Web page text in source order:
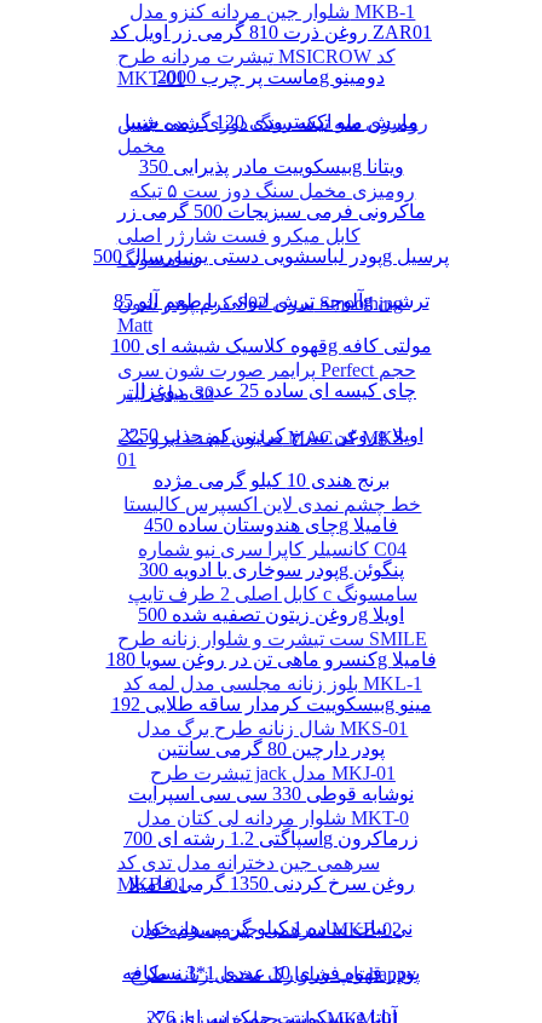
شلوار جین مردانه کنزو مدل MKB-1
تیشرت مردانه طرح MSICROW کد
MKT-01
رومیزی سه تیکه سنگ دوزی شده جنس
مخمل
رومیزی مخمل سنگ دوز ست ۵ تیکه
کابل میکرو فست شارژر اصلی
سامسونگ
کرم پودر شون S02 سری Smoothing
Matt
پرایمر صورت شون سری Perfect حجم
30 میلی لیتر
صابون لیفت ابرو مک MAC کد MKS-
01
خط چشم نمدی لاین اکسپرس کالیستا
کانسیلر کاپرا سری نیو شماره C04
کابل اصلی 2 طرف تایپ c سامسونگ
ست تیشرت و شلوار زنانه طرح SMILE
بلوز زنانه مجلسی مدل لمه کد MKL-1
شال زنانه طرح برگ مدل MKS-01
تیشرت طرح jack مدل MKJ-01
شلوار مردانه لی کتان مدل MKT-0
سرهمی جین دخترانه مدل تدی کد
MKB-01
سرهمی جین پسرانه کد MKB-02
تاپ شلوارک مخمل زنانه طرح happy
مانتو چهارخانه زنانه کد MKM-01
روغن ذرت 810 گرمی زر اویل کد ZAR01
ماست پر چرب 2000g دومینو
مارش ملو اکسترودی 120 گرمی شیبا
بیسکوییت مادر پذیرایی 350g ویتانا
ماکرونی فرمی سبزیجات 500 گرمی زر
پودر لباسشویی دستی یونیورسال 500g پرسیل
آلوچه ترش لیوانی با طعم آلو 85g ترشین
قهوه کلاسیک شیشه ای 100g مولتی کافه
چای کیسه ای ساده 25 عددی دوغزال
روغن سرخ کردنی کم جذب 2250g اویلا
برنج هندی 10 کیلو گرمی مژده
چای هندوستان ساده 450g فامیلا
پودر سوخاری با ادویه 300g پنگوئن
روغن زیتون تصفیه شده 500g اویلا
کنسرو ماهی تن در روغن سویا 180g فامیلا
بیسکوییت کرمدار ساقه طلایی 192g مینو
پودر دارچین 80 گرمی سانتین
نوشابه قوطی 330 سی سی اسپرایت
اسپاگتی 1.2 رشته ای 700g زرماکرون
روغن سرخ کردنی 1350 گرمی فامیلا
نی نبات ساده 1 کیلو گرمی هم خوان
پودر قهوه فوری 10 عددی 1*3 نسکافه
بیسکوییت چمک سرای 276g آناتا